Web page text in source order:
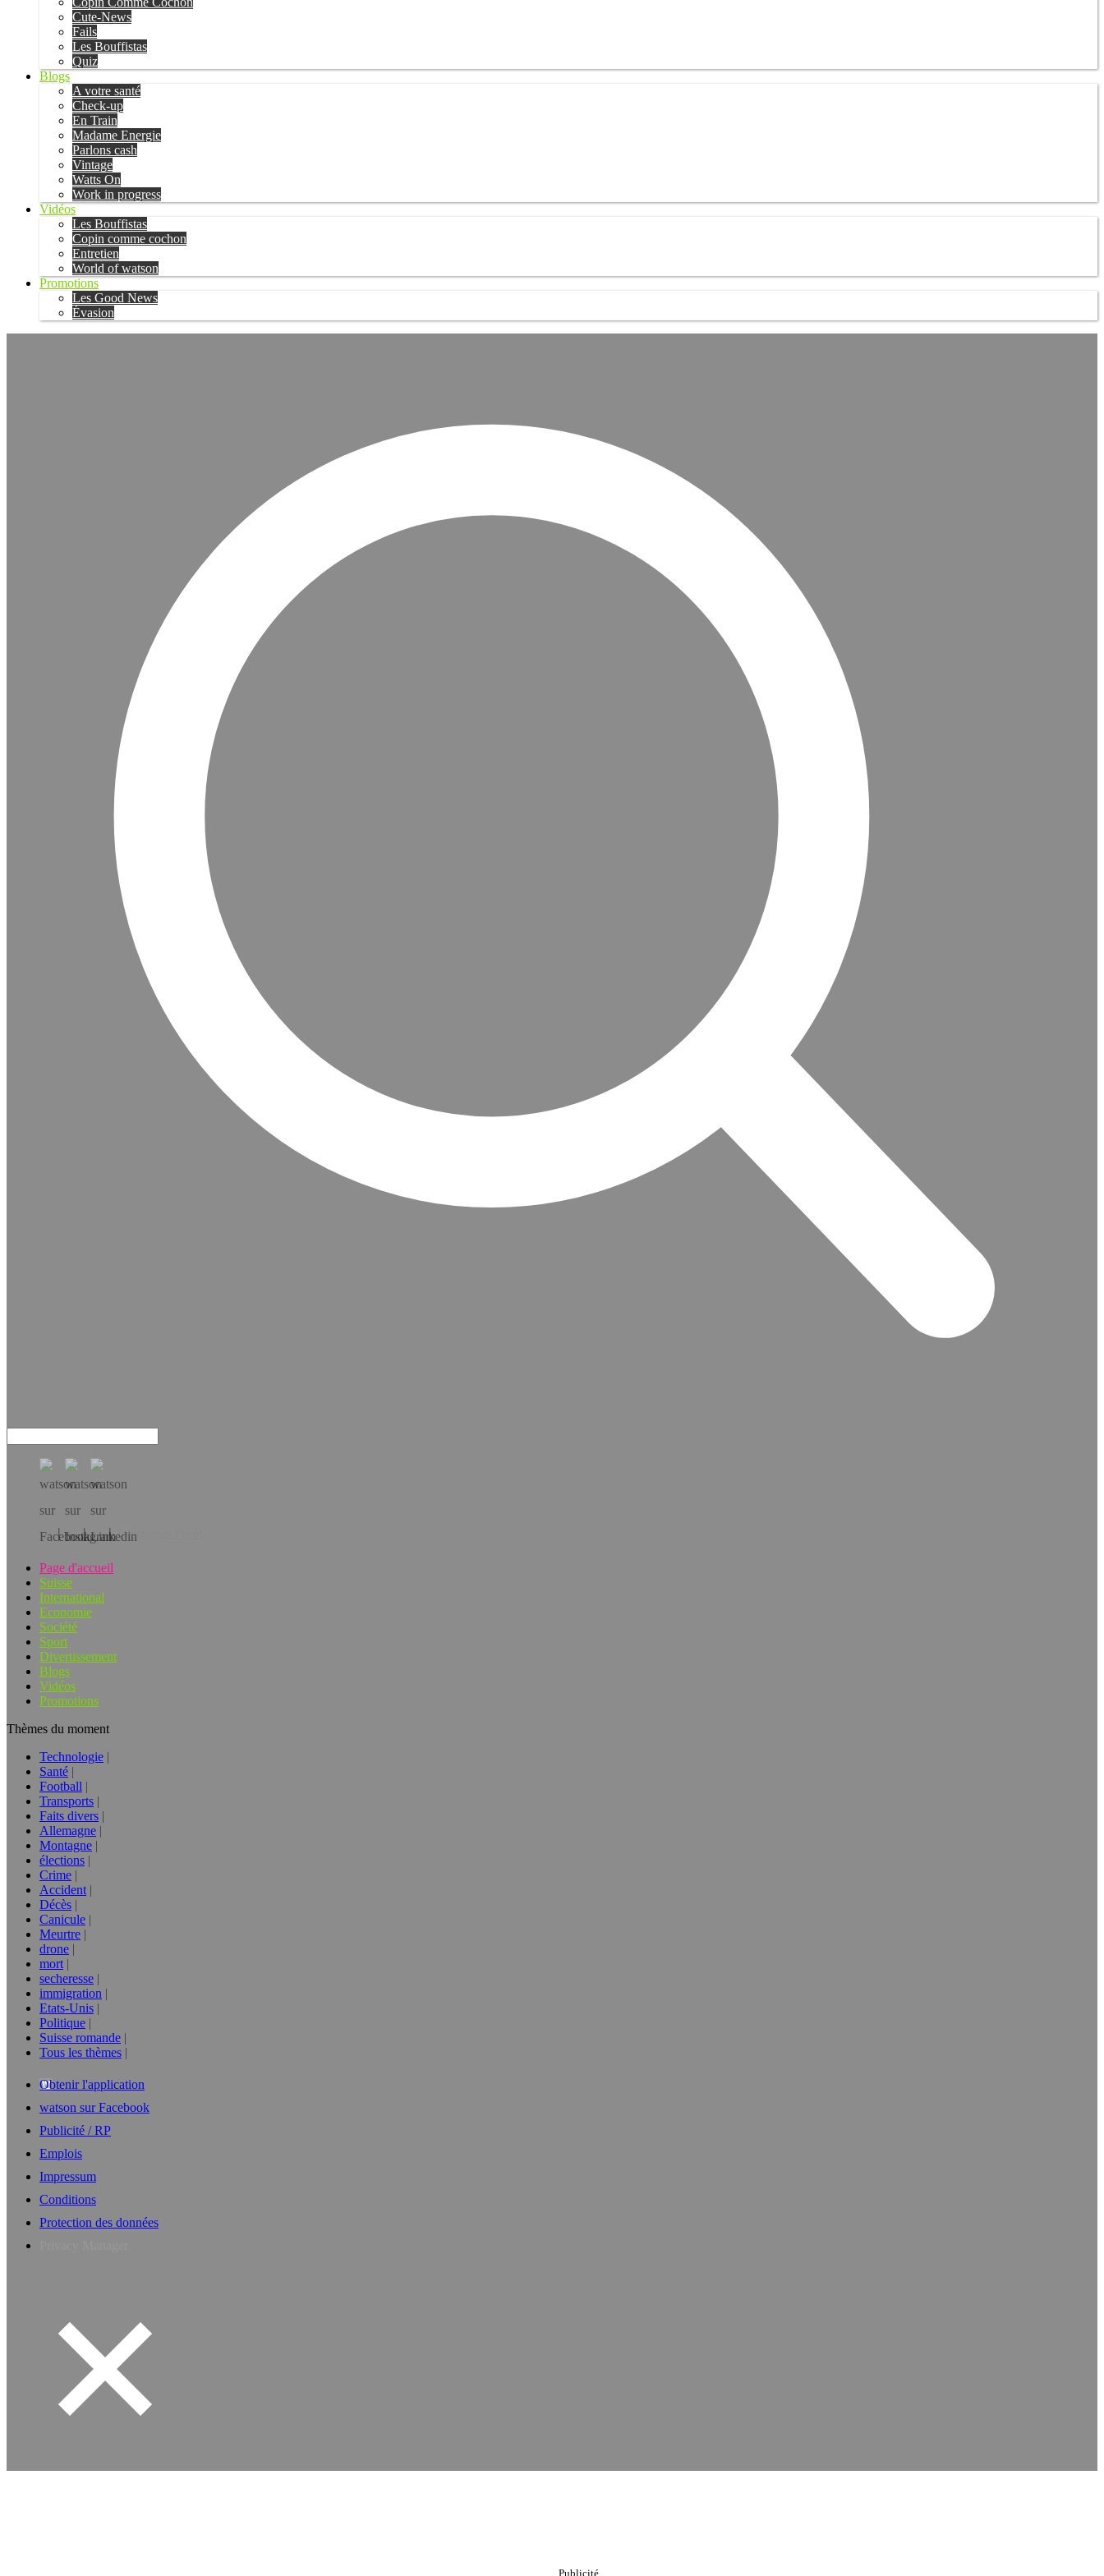
Cute-News
Fails
Les Bouffistas
Quiz
Blogs
A votre santé
Check-up
En Train
Madame Energie
Parlons cash
Vintage
Watts On
Work in progress
Vidéos
Les Bouffistas
Copin comme cochon
Entretien
World of watson
Promotions
Les Good News
Évasion
Téléchargez l’app!
Page d'accueil
Suisse
International
Economie
Société
Sport
Divertissement
Blogs
Vidéos
Promotions
Thèmes du moment
Technologie
Santé
Football
Transports
Faits divers
Allemagne
Montagne
élections
Crime
Accident
Décès
Canicule
Meurtre
drone
mort
secheresse
immigration
Etats-Unis
Politique
Suisse romande
Tous les thèmes
Obtenir l'application
watson sur Facebook
Publicité / RP
Emplois
Impressum
Conditions
Protection des données